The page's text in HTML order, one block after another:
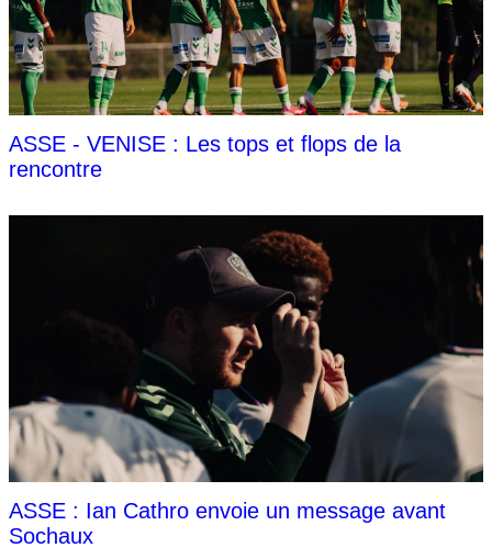
ASSE - VENISE : Les tops et flops de la
rencontre
ASSE : Ian Cathro envoie un message avant
Sochaux